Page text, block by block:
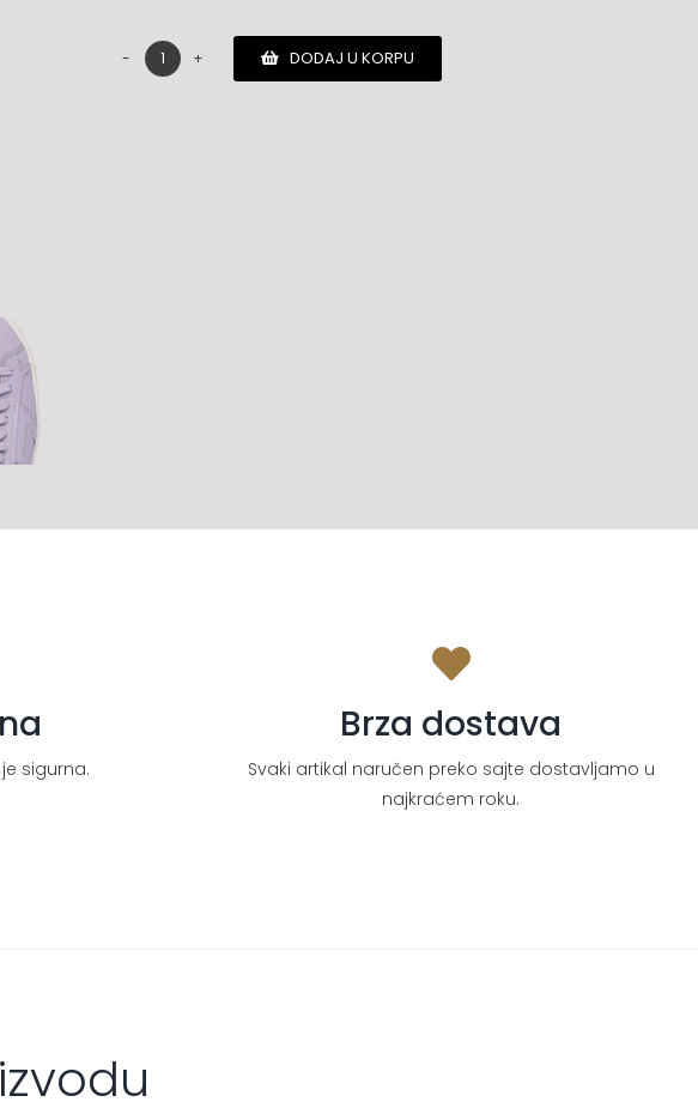
Santoni
DODAJ U KORPU
sigurna.
Brza dostava
Svaki artikal naručen preko sajte dostavljamo u
najkraćem roku.